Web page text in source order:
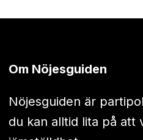
Om Nöjesguiden
Nöjesguiden är
du kan alltid lita på att